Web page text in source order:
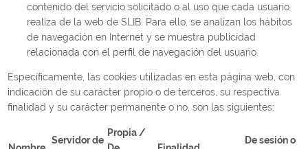
contenido del servicio solicitado o al uso que cada usuario
realiza de la web de SLIB. Para ello, se analizan los hábitos
de navegación en Internet y se muestra publicidad
relacionada con el perfil de navegación del usuario.
Específicamente, las cookies utilizadas en esta página web, con
indicación de su carácter propio o de terceros, su respectiva
finalidad y su carácter permanente o no, son las siguientes:
Servidor de
Propia /
De sesión o